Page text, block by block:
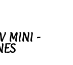
MINI -